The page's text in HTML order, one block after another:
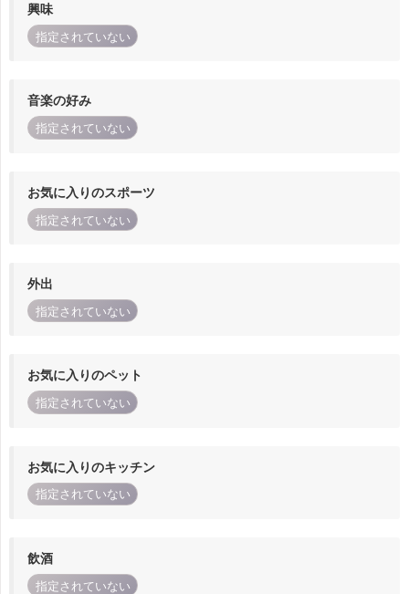
興味
指定されていない
音楽の好み
指定されていない
お気に入りのスポーツ
指定されていない
外出
指定されていない
お気に入りのペット
指定されていない
お気に入りのキッチン
指定されていない
飲酒
指定されていない